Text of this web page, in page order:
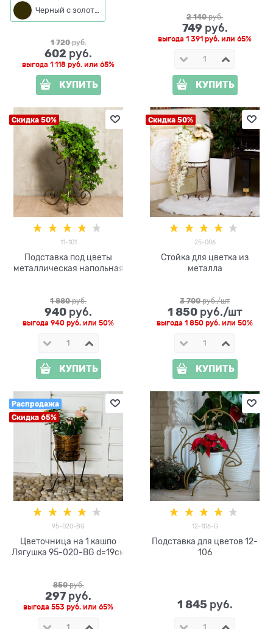
золотом
Черный с золотом
1 720 руб.
602 руб.
выгода 1 118 руб. или 65%
КУПИТЬ
2 140 руб.
749 руб.
выгода 1 391 руб. или 65%
КУПИТЬ
Скидка 50%
11-101
Подставка под цветы
металлическая напольная
1 880 руб.
940 руб.
выгода 940 руб. или 50%
КУПИТЬ
Скидка 50%
25-006
Стойка для цветка из
металла
3 700 руб./шт
1 850 руб./шт
выгода 1 850 руб. или 50%
КУПИТЬ
Распродажа
Скидка 65%
95-020-BG
Цветочница на 1 кашпо
Лягушка 95-020-BG d=19см
850 руб.
297 руб.
выгода 553 руб. или 65%
12-106-G
Подставка для цветов 12-
106
1 845 руб.